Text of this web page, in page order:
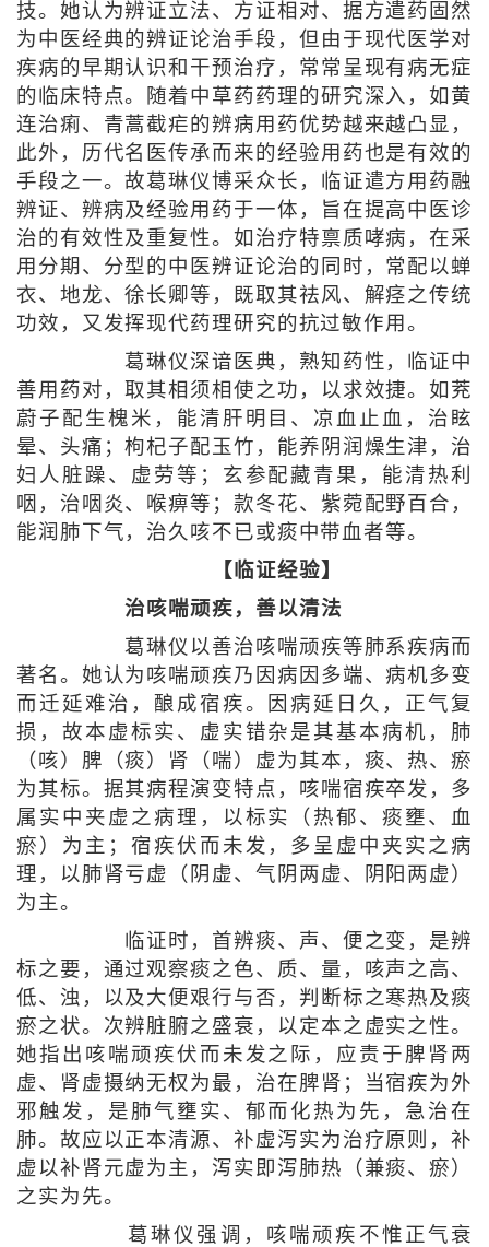
技。她认为辨证立法、方证相对、据方遣药固然
为中医经典的辨证论治手段，但由于现代医学对
疾病的早期认识和干预治疗，常常呈现有病无症
的临床特点。随着中草药药理的研究深入，如黄
连治痢、青蒿截疟的辨病用药优势越来越凸显，
此外，历代名医传承而来的经验用药也是有效的
手段之一。故葛琳仪博采众长，临证遣方用药融
辨证、辨病及经验用药于一体，旨在提高中医诊
治的有效性及重复性。如治疗特禀质哮病，在采
用分期、分型的中医辨证论治的同时，常配以蝉
衣、地龙、徐长卿等，既取其祛风、解痉之传统
功效，又发挥现代药理研究的抗过敏作用。
葛琳仪深谙医典，熟知药性，临证中
善用药对，取其相须相使之功，以求效捷。如茺
蔚子配生槐米，能清肝明目、凉血止血，治眩
晕、头痛；枸杞子配玉竹，能养阴润燥生津，治
妇人脏躁、虚劳等；玄参配藏青果，能清热利
咽，治咽炎、喉痹等；款冬花、紫菀配野百合，
能润肺下气，治久咳不已或痰中带血者等。
【临证经验】
治咳喘顽疾，善以清法
葛琳仪以善治咳喘顽疾等肺系疾病而
著名。她认为咳喘顽疾乃因病因多端、病机多变
而迁延难治，酿成宿疾。因病延日久，正气复
损，故本虚标实、虚实错杂是其基本病机，肺
（咳）脾（痰）肾（喘）虚为其本，痰、热、瘀
为其标。据其病程演变特点，咳喘宿疾卒发，多
属实中夹虚之病理，以标实（热郁、痰壅、血
瘀）为主；宿疾伏而未发，多呈虚中夹实之病
理，以肺肾亏虚（阴虚、气阴两虚、阴阳两虚）
为主。
临证时，首辨痰、声、便之变，是辨
标之要，通过观察痰之色、质、量，咳声之高、
低、浊，以及大便艰行与否，判断标之寒热及痰
瘀之状。次辨脏腑之盛衰，以定本之虚实之性。
她指出咳喘顽疾伏而未发之际，应责于脾肾两
虚、肾虚摄纳无权为最，治在脾肾；当宿疾为外
邪触发，是肺气壅实、郁而化热为先，急治在
肺。故应以正本清源、补虚泻实为治疗原则，补
虚以补肾元虚为主，泻实即泻肺热（兼痰、瘀）
之实为先。
葛琳仪强调，咳喘顽疾不惟正气衰